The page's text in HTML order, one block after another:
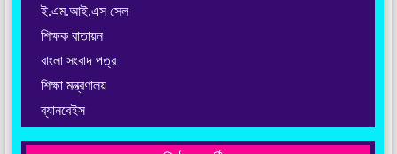
ই.এম.আই.এস সেল
শিক্ষক বাতায়ন
বাংলা সংবাদ পত্র
শিক্ষা মন্ত্রণালয়
ব্যানবেইস